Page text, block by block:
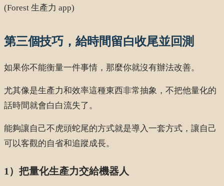
(Forest 生產力 app)
第三個技巧，給時間留白收尾並回測
如果你不能衡量一件事情，那麼你就沒有辦法改善。
尤其像是生產力和效率這種東西非常抽象，不把他量化的
話時間就會白白流失了。
能夠讓自己不虎頭蛇尾的方式就是導入一套方式，讓自己
可以客觀的自省和追蹤成長。
1）把量化生產力交給機器人